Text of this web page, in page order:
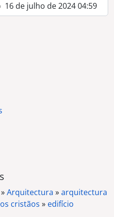
16 de julho de 2024 04:59
»Arquitectura »arquitectura
cristãos » edifício